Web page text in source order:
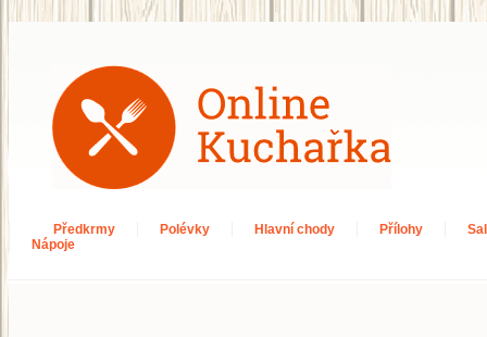
Předkrmy Polévky Hlavní chody Přílohy
Nápoje